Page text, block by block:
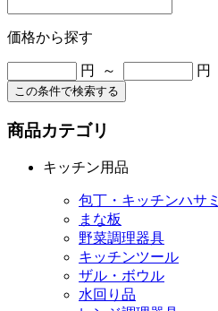
価格から探す
円 ～ 円
この条件で検索する
商品カテゴリ
キッチン用品
包丁・キッチンハサミ
まな板
野菜調理器具
キッチンツール
ザル・ボウル
水回り品